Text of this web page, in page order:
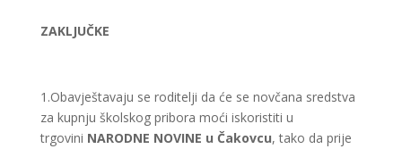
ZAKLJUČKE
1.Obavještavaju se roditelji da će se novčana sredstva
za kupnju školskog pribora moći iskoristiti u
trgovini NARODNE NOVINE u Čakovcu, tako da prije